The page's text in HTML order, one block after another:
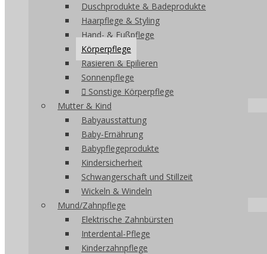
Duschprodukte & Badeprodukte
Haarpflege & Styling
Hand- & Fußpflege
Körperpflege
Rasieren & Epilieren
Sonnenpflege
Sonstige Körperpflege
Mutter & Kind
Babyausstattung
Baby-Ernährung
Babypflegeprodukte
Kindersicherheit
Schwangerschaft und Stillzeit
Wickeln & Windeln
Mund/Zahnpflege
Elektrische Zahnbürsten
Interdental-Pflege
Kinderzahnpflege